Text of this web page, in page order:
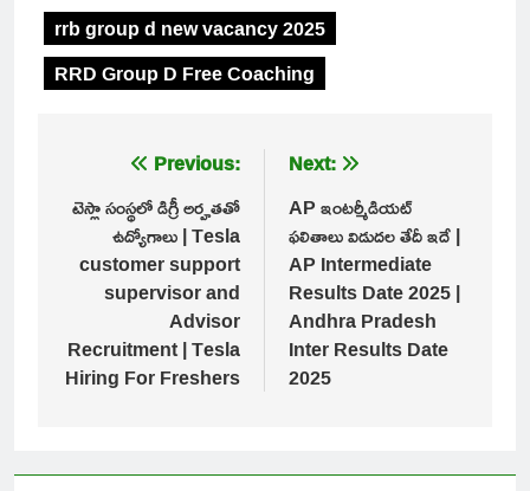
rrb group d new vacancy 2025
RRD Group D Free Coaching
navigation
Previous:
టెస్లా సంస్థలో డిగ్రీ అర్హతతో
ఉద్యోగాలు | Tesla
customer support
supervisor and
Advisor
Recruitment | Tesla
Hiring For Freshers
Next:
AP ఇంటర్మీడియట్
ఫలితాలు విడుదల తేదీ ఇదే |
AP Intermediate
Results Date 2025 |
Andhra Pradesh
Inter Results Date
2025